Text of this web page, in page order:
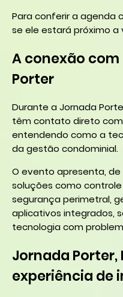
Para conferir a agenda
se ele estará próximo a
A conexão
Porter
Durante a Jornada
têm contato direto
entendendo como a
da gestão condominial.
O evento apresenta,
soluções como
segurança perimetral,
aplicativos integrados,
tecnologia com
Jornada Porter,
experiência de